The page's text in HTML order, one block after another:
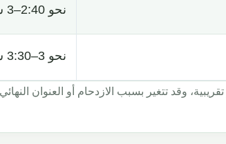
نحو 2:40–3 ساعات
نحو 3–3:30 ساعات
تقريبية، وقد تتغير بسبب الازدحام أو العنوان